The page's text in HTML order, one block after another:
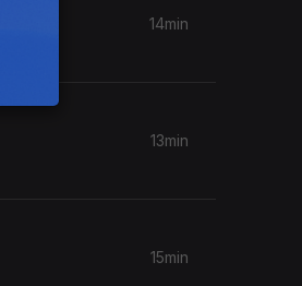
14min
13min
15min